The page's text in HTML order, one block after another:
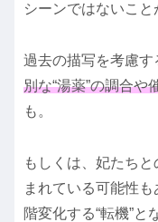
シーンではないこと
過去の描写を考慮す
別な“湯薬”の調合や
も。
もしくは、妃たち
まれている可能性
階変化する“転機”と